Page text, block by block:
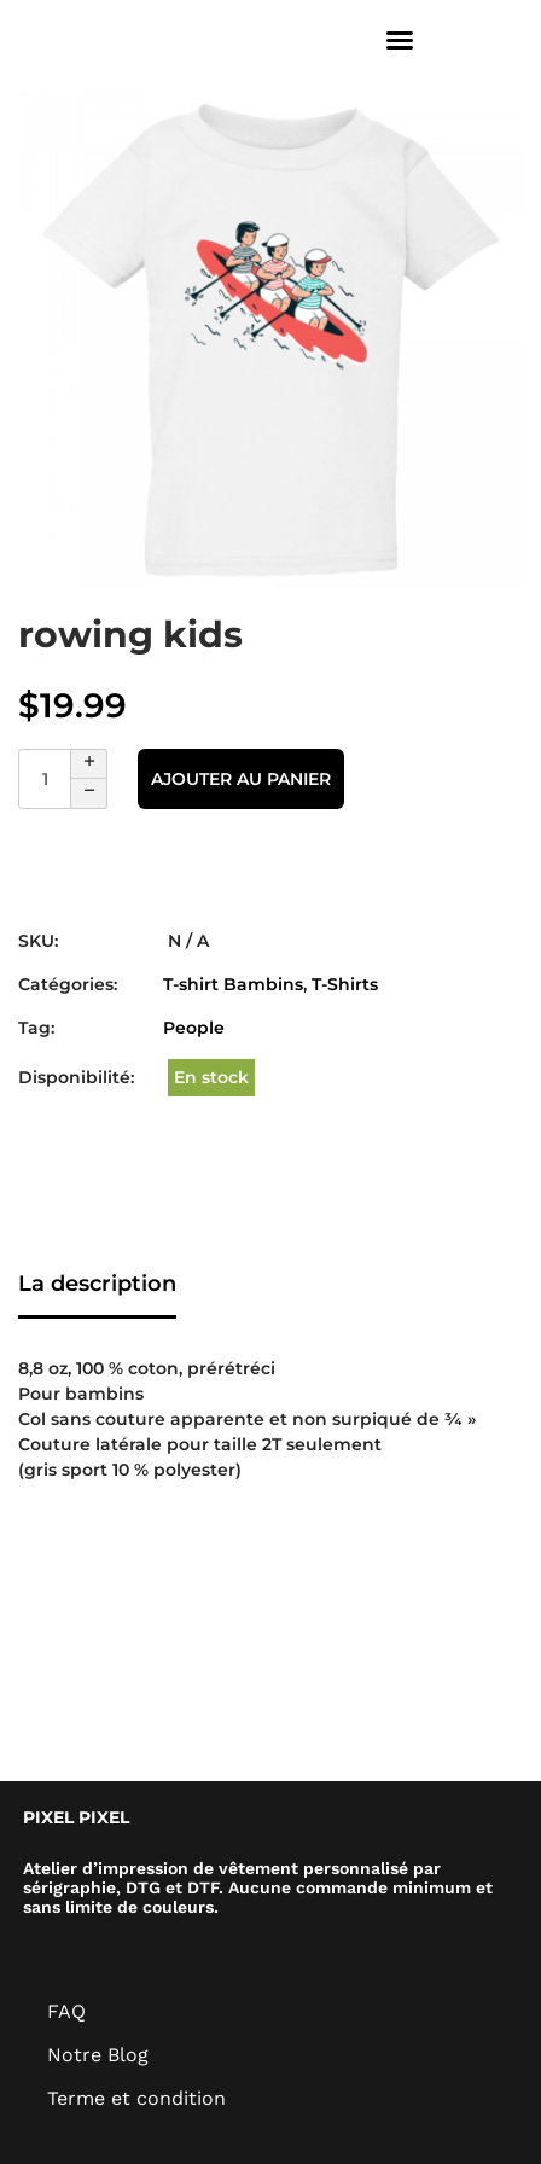
rowing kids
$19.99
AJOUTER AU PANIER
SKU:
N / A
Catégories:
T-shirt Bambins, T-Shirts
Tag:
People
Disponibilité: En stock
La description
8,8 oz, 100 % coton, prérétréci
Pour bambins
Col sans couture apparente et non surpiqué de ¾ »
Couture latérale pour taille 2T seulement
(gris sport 10 % polyester)
PIXEL PIXEL
Atelier d’impression de vêtement personnalisé par
sérigraphie, DTG et DTF. Aucune commande minimum et
sans limite de couleurs.
FAQ
Notre Blog
Terme et condition